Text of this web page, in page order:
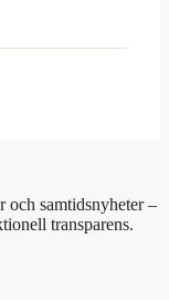
och samtidsnyheter –
transparens.